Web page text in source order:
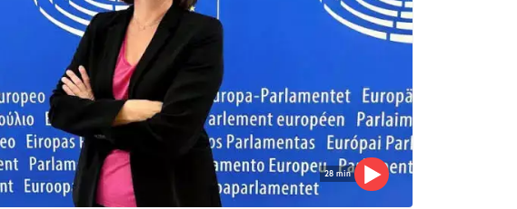
28 min